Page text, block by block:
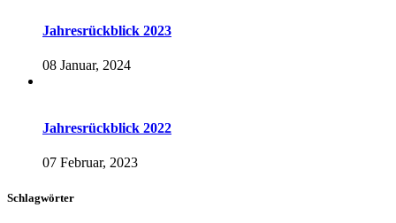
Jahresrückblick 2023
08 Januar, 2024
Jahresrückblick 2022
07 Februar, 2023
Schlagwörter